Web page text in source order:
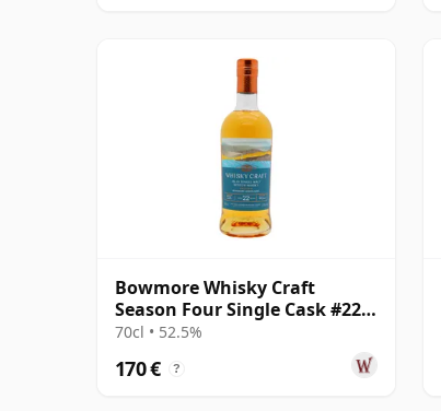
Bowmore Whisky Craft
Season Four Single Cask #22
22 años
70cl • 52.5%
170 € ?